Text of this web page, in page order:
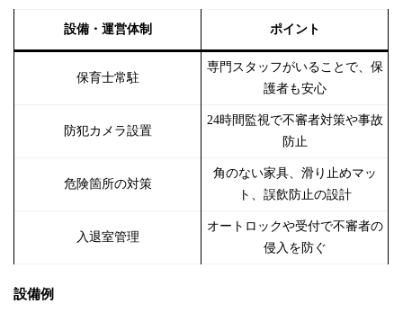
設備・運営体制 ポイント
保育士常駐
専門スタッフがいることで、保
護者も安心
防犯カメラ設置
24時間監視で不審者対策や事故
防止
危険箇所の対策
角のない家具、滑り止めマッ
ト、誤飲防止の設計
入退室管理
オートロックや受付で不審者の
侵入を防ぐ
設備例